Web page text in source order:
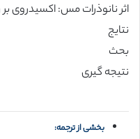
اثر نانوذرات مس:
نتایج
بحث
نتیجه گیری
بخشی از ترجمه: